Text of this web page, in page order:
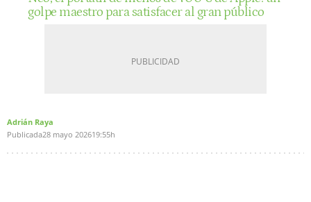
golpe maestro para satisfacer al gran público
Adrián Raya
Publicada28 mayo 202619:55h